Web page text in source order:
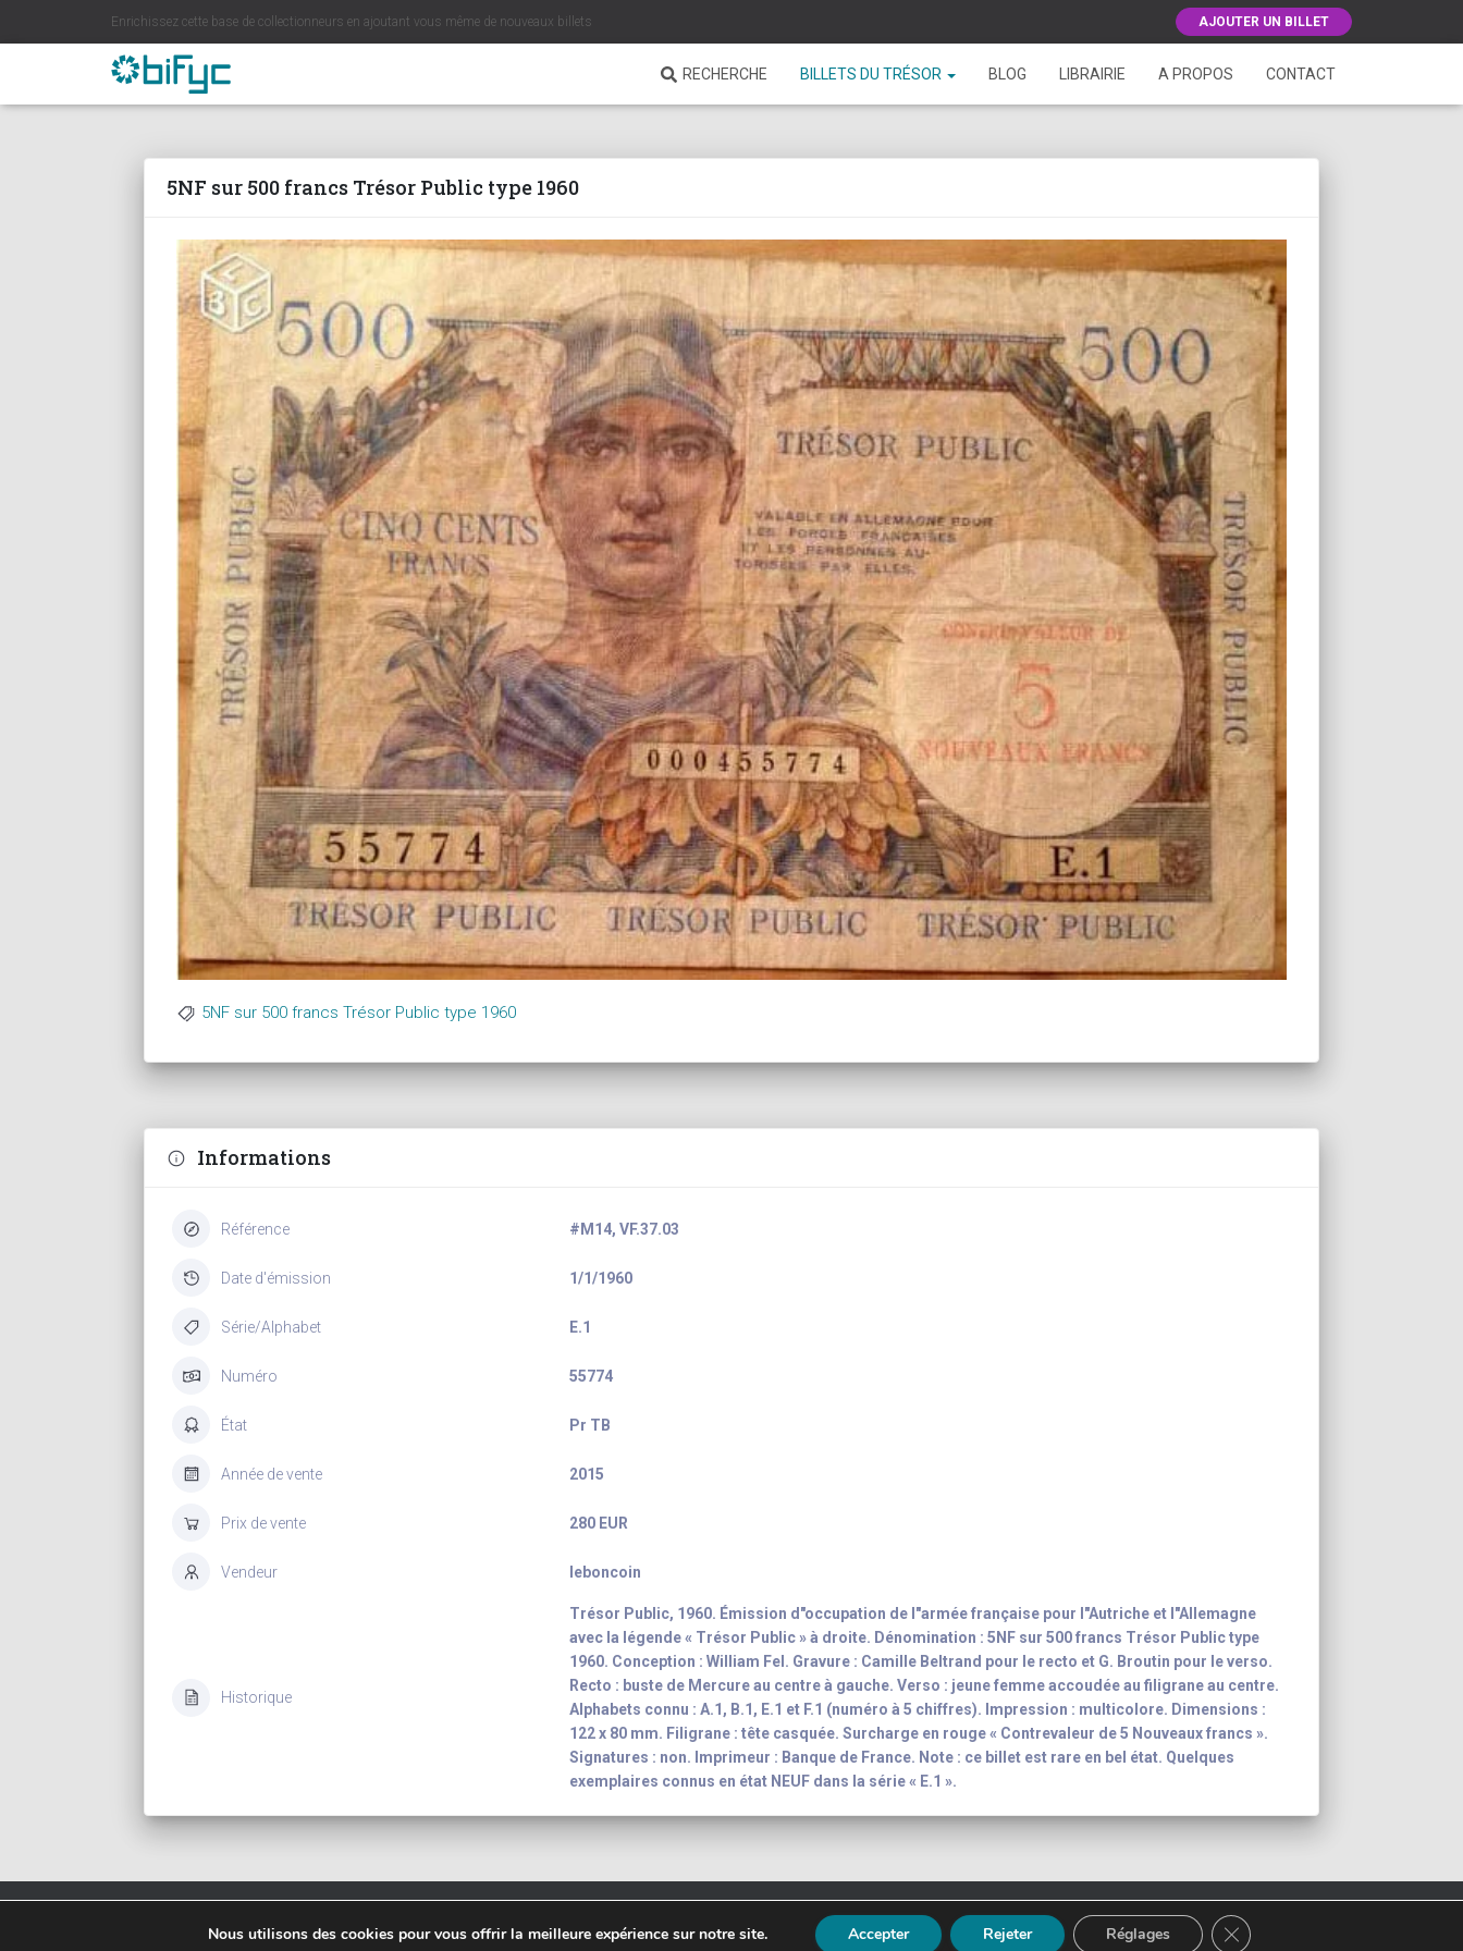
Enrichissez cette base de collectionneurs en ajoutant vous même de nouveaux billets AJOUTER UN BILLET
RECHERCHE BILLETS DU TRÉSOR BLOG LIBRAIRIE A PROPOS CONTACT
5NF sur 500 francs Trésor Public type 1960
5NF sur 500 francs Trésor Public type 1960
Informations
Référence #M14, VF.37.03
Date d'émission 1/1/1960
Série/Alphabet E.1
Numéro 55774
État Pr TB
Année de vente 2015
Prix de vente 280 EUR
Vendeur leboncoin
Historique
Trésor Public, 1960. Émission d"occupation de l"armée française pour l"Autriche et l"Allemagne
avec la légende « Trésor Public » à droite. Dénomination : 5NF sur 500 francs Trésor Public type
1960. Conception : William Fel. Gravure : Camille Beltrand pour le recto et G. Broutin pour le verso.
Recto : buste de Mercure au centre à gauche. Verso : jeune femme accoudée au filigrane au centre.
Alphabets connu : A.1, B.1, E.1 et F.1 (numéro à 5 chiffres). Impression : multicolore. Dimensions :
122 x 80 mm. Filigrane : tête casquée. Surcharge en rouge « Contrevaleur de 5 Nouveaux francs ».
Signatures : non. Imprimeur : Banque de France. Note : ce billet est rare en bel état. Quelques
exemplaires connus en état NEUF dans la série « E.1 ».
Copyright 2003 - 2026 Yann-Noël Hénon banknote inventory For your collection Mentions légales
Nous utilisons des cookies pour vous offrir la meilleure expérience sur notre site. Accepter Rejeter Réglages FERMER LA BANNIÈRE DES